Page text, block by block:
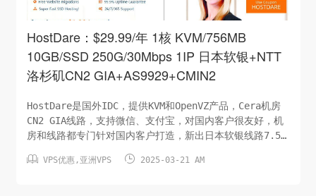
HostDare：$29.99/年 1核 KVM/756MB
10GB/SSD 250G/30Mbps 1IP 日本软银+NTT
洛杉矶CN2 GIA+AS9929+CMIN2
HostDare是国外IDC，提供KVM和OpenVZ产品，Cera机房
CN2 GIA线路，支持微信、支付宝，对国内客户很友好，机
房和线路都专门针对国内客户打造，新出日本软银线路7.5
量：250G/30Mbps虚拟架构：KVM系统：LinuxIP：1
 VPS优惠, 亚洲VPS  2025-03-21 AM